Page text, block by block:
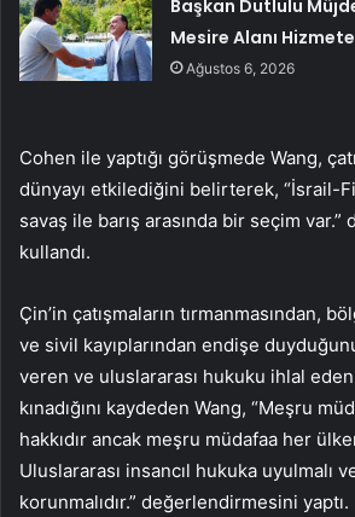
Başkan Dutlulu
Mesire Alanı Hizmete
Ağustos 6, 2026
Cohen ile yaptığı görüşmede Wang,
dünyayı etkilediğini belirterek, “İsrail-
savaş ile barış arasında bir seçim var.”
kullandı.
Çin’in çatışmaların tırmanmasından,
ve sivil kayıplarından endişe
veren ve uluslararası hukuku ihlal
kınadığını kaydeden Wang, “Meşru
hakkıdır ancak meşru müdafaa her
Uluslararası insancıl hukuka uyulmalı
korunmalıdır.” değerlendirmesini yaptı.